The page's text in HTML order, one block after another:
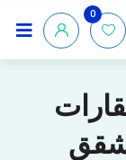
0